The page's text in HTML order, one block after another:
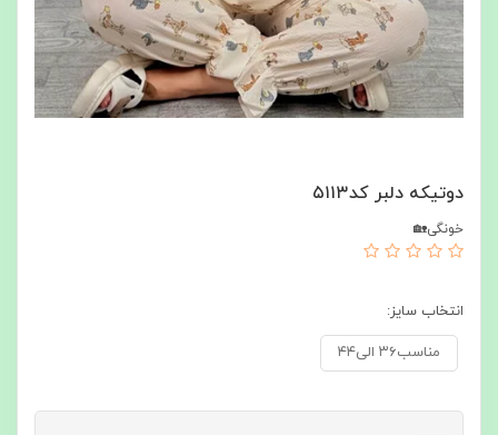
دوتیکه دلبر کد۵۱۱۳
خونگی🏡
انتخاب سایز:
مناسب۳۶ الی۴۴